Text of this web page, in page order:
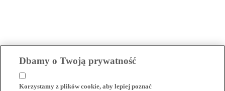
Dbamy o Twoją prywatność
Korzystamy z plików cookie, aby lepiej poznać